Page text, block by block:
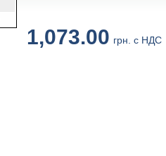
1,073.00 грн. с НДС